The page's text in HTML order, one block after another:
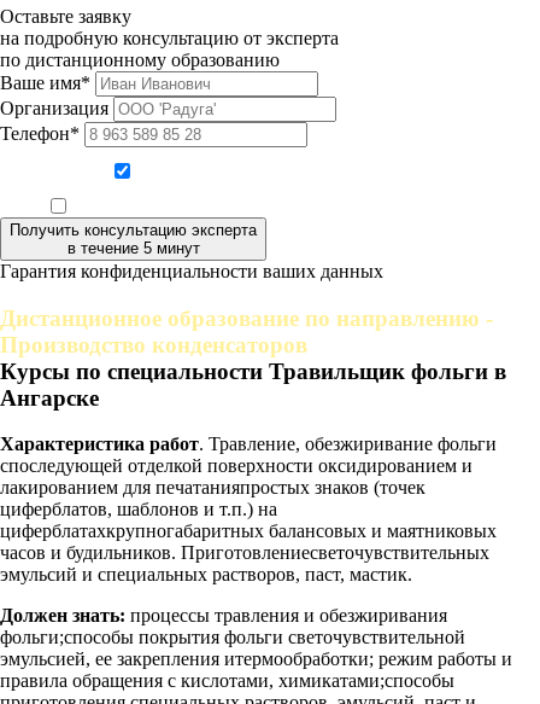
Оставьте заявку
на подробную консультацию от эксперта
по дистанционному образованию
Ваше имя*
Организация
Телефон*
Получить консультацию эксперта
в течение 5 минут
Гарантия конфиденциальности ваших данных
Дистанционное образование по направлению -
Производство конденсаторов
Курсы по специальности Травильщик фольги в
Ангарске
Характеристика работ. Травление, обезжиривание фольги
споследующей отделкой поверхности оксидированием и
лакированием для печатанияпростых знаков (точек
циферблатов, шаблонов и т.п.) на
циферблатахкрупногабаритных балансовых и маятниковых
часов и будильников. Приготовлениесветочувствительных
эмульсий и специальных растворов, паст, мастик.
Должен знать: процессы травления и обезжиривания
фольги;способы покрытия фольги светочувствительной
эмульсией, ее закрепления итермообработки; режим работы и
правила обращения с кислотами, химикатами;способы